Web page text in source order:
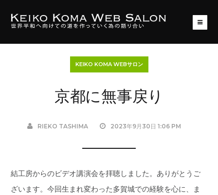
KEIKO KOMA WEBサロン
京都に無事戻り
RIEKO TASHIMA 2023年9月30日 1:06 PM
結工房からのビデオ講演会を拝聴しました。ありがとうご
ざいます。今回生まれ変わった多賀城での経験を心に、ま